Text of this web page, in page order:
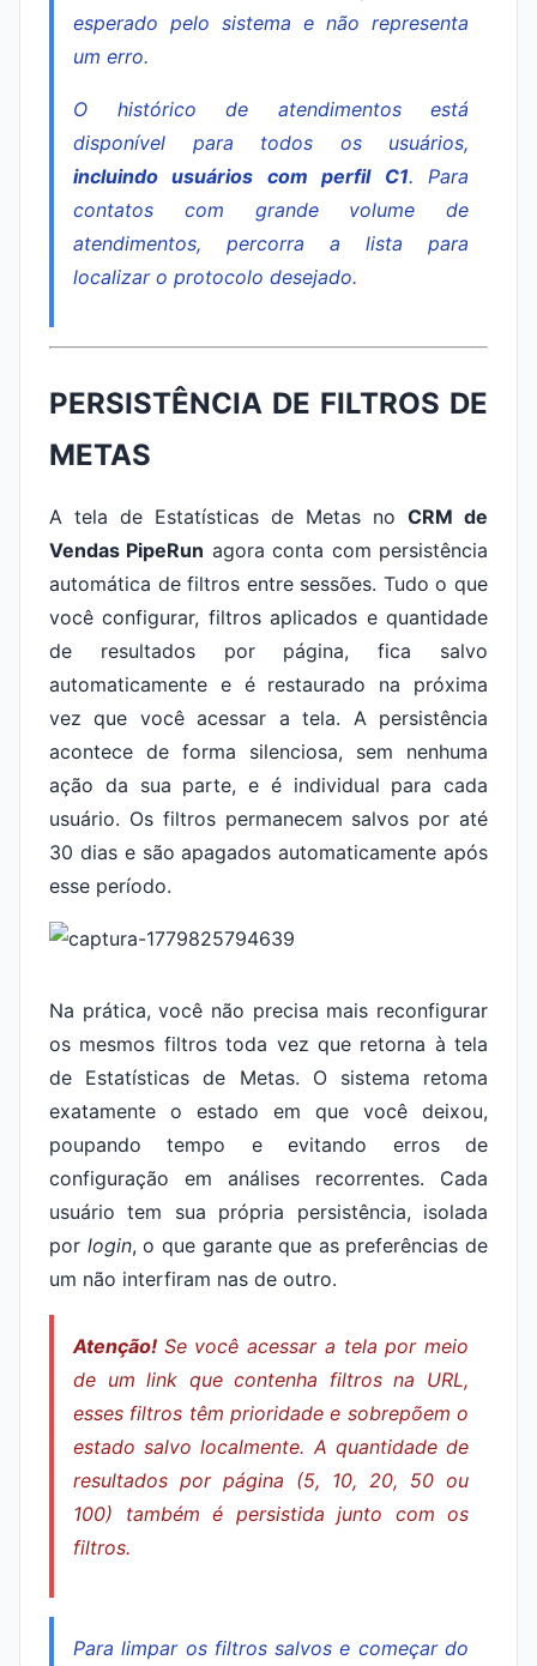
esperado pelo sistema e não representa
um erro.
O histórico de atendimentos está
disponível para todos os usuários,
incluindo usuários com perfil C1. Para
contatos com grande volume de
atendimentos, percorra a lista para
localizar o protocolo desejado.
PERSISTÊNCIA DE FILTROS DE
METAS
A tela de Estatísticas de Metas no CRM de
Vendas PipeRun agora conta com persistência
automática de filtros entre sessões. Tudo o que
você configurar, filtros aplicados e quantidade
de resultados por página, fica salvo
automaticamente e é restaurado na próxima
vez que você acessar a tela. A persistência
acontece de forma silenciosa, sem nenhuma
ação da sua parte, e é individual para cada
usuário. Os filtros permanecem salvos por até
30 dias e são apagados automaticamente após
esse período.
Na prática, você não precisa mais reconfigurar
os mesmos filtros toda vez que retorna à tela
de Estatísticas de Metas. O sistema retoma
exatamente o estado em que você deixou,
poupando tempo e evitando erros de
configuração em análises recorrentes. Cada
usuário tem sua própria persistência, isolada
por login, o que garante que as preferências de
um não interfiram nas de outro.
Atenção! Se você acessar a tela por meio
de um link que contenha filtros na URL,
esses filtros têm prioridade e sobrepõem o
estado salvo localmente. A quantidade de
resultados por página (5, 10, 20, 50 ou
100) também é persistida junto com os
filtros.
Para limpar os filtros salvos e começar do